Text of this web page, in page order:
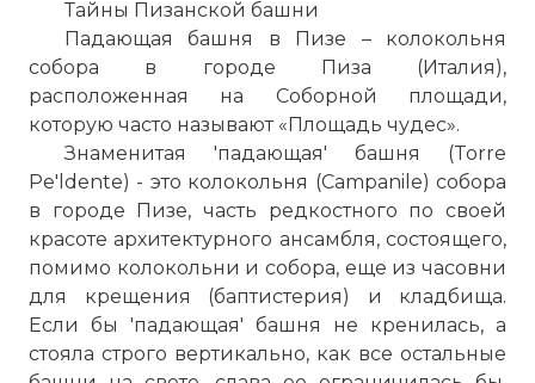
Тайны Пизанской башни
Падающая башня в Пизе – колокольня
собора в городе Пиза (Италия),
расположенная на Соборной площади,
которую часто называют «Площадь чудес».
Знаменитая 'падающая' башня (Torre
Pe'ldente) - это колокольня (Campanile) собора
в городе Пизе, часть редкостного по своей
красоте архитектурного ансамбля, состоящего,
помимо колокольни и собора, еще из часовни
для крещения (баптистерия) и кладбища.
Если бы 'падающая' башня не кренилась, а
стояла строго вертикально, как все остальные